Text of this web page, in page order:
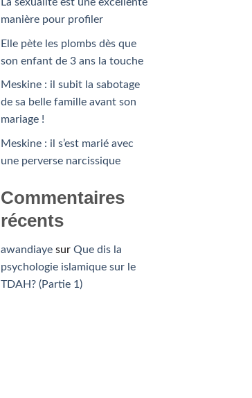
manière pour profiler
Elle pète les plombs dès que
son enfant de 3 ans la touche
Meskine : il subit la sabotage
de sa belle famille avant son
mariage !
Meskine : il s’est marié avec
une perverse narcissique
Commentaires
récents
awandiayesur Que dis la
psychologie islamique sur le
TDAH? (Partie 1)